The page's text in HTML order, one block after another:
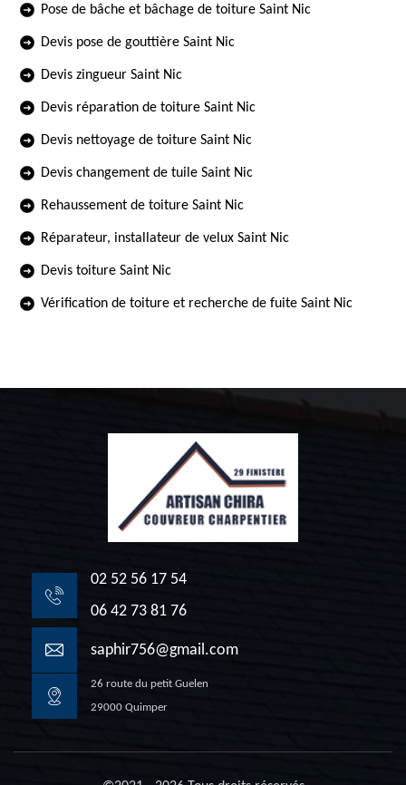
Pose de bâche et bâchage de toiture Saint Nic
Devis pose de gouttière Saint Nic
Devis zingueur Saint Nic
Devis réparation de toiture Saint Nic
Devis nettoyage de toiture Saint Nic
Devis changement de tuile Saint Nic
Rehaussement de toiture Saint Nic
Réparateur, installateur de velux Saint Nic
Devis toiture Saint Nic
Vérification de toiture et recherche de fuite Saint Nic
02 52 56 17 54
06 42 73 81 76
saphir756@gmail.com
26 route du petit Guelen
29000 Quimper